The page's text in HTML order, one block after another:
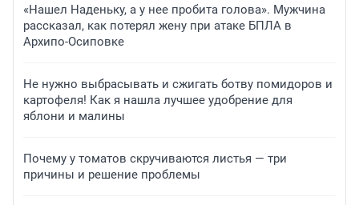
«Нашел Наденьку, а у нее пробита голова». Мужчина
рассказал, как потерял жену при атаке БПЛА в
Архипо-Осиповке
Не нужно выбрасывать и сжигать ботву помидоров и
картофеля! Как я нашла лучшее удобрение для
яблони и малины
Почему у томатов скручиваются листья — три
причины и решение проблемы